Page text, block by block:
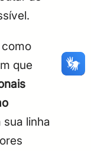
senhaque
sua linha